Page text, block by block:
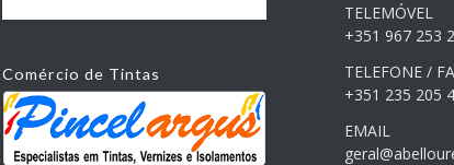
Comércio de Tintas
TELEMÓVEL
+351 967 253
TELEFONE /
+351 235 205
EMAIL